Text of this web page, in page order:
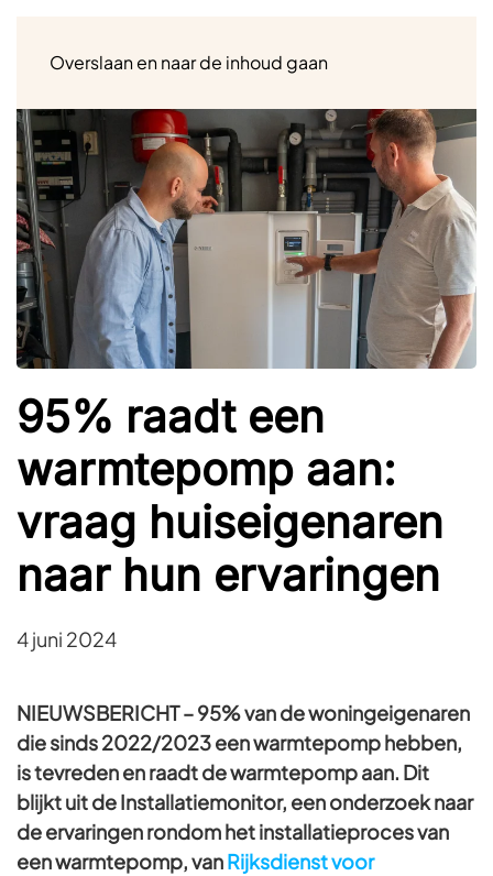
Overslaan en naar de inhoud gaan
95% raadt een
warmtepomp aan:
vraag huiseigenaren
naar hun ervaringen
4 juni 2024
NIEUWSBERICHT –95% van de woningeigenaren
die sinds 2022/2023 een warmtepomp hebben,
is tevreden en raadt de warmtepomp aan. Dit
blijkt uit de Installatiemonitor, een onderzoek naar
de ervaringen rondom het installatieproces van
een warmtepomp, vanRijksdienst voor